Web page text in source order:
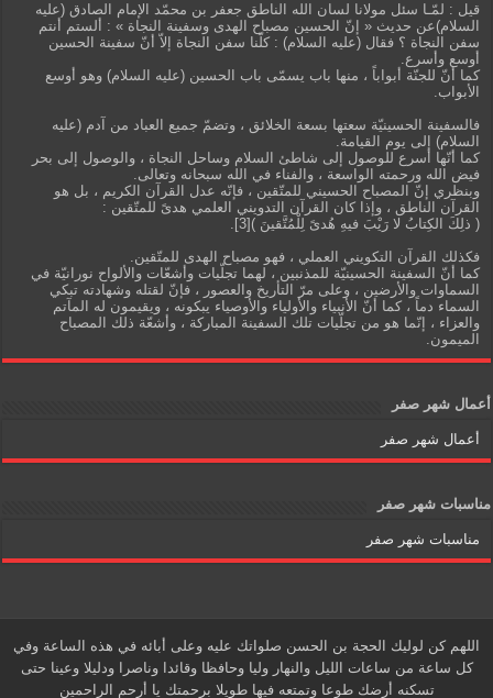
قيل : لمّـا سئل مولانا لسان الله الناطق جعفر بن محمّد الإمام الصادق (عليه
السلام)عن حديث « إنّ الحسين مصباح الهدى وسفينة النجاة » : ألستم أنتم
سفن النجاة ؟ فقال (عليه السلام) : كلّنا سفن النجاة إلاّ أنّ سفينة الحسين
أوسع وأسرع.
كما أنّ للجنّة أبواباً ، منها باب يسمّى باب الحسين (عليه السلام) وهو أوسع
الأبواب.
فالسفينة الحسينيّة سعتها بسعة الخلائق ، وتضمّ جميع العباد من آدم (عليه
السلام) إلى يوم القيامة.
كما أنّها أسرع للوصول إلى شاطئ السلام وساحل النجاة ، والوصول إلى بحر
فيض الله ورحمته الواسعة ، والفناء في الله سبحانه وتعالى.
وبنظري إنّ المصباح الحسيني للمتّقين ، فإنّه عدل القرآن الكريم ، بل هو
القرآن الناطق ، وإذا كان القرآن التدويني العلمي هدىً للمتّقين :
( ذلِكَ الكِتابُ لا رَيْبَ فيهِ هُدىً لِلْمُتَّقينَ )[3].
فكذلك القرآن التكويني العملي ، فهو مصباح الهدى للمتّقين.
كما أنّ السفينة الحسينيّة للمذنبين ، لهما تجلّيات وأشعّات والألواح نورانيّة في
السماوات والأرضين ، وعلى مرّ التأريخ والعصور ، فإنّ لقتله وشهادته تبكي
السماء دماً ، كما أنّ الأنبياء والأولياء والأوصياء يبكونه ، ويقيمون له المآتم
والعزاء ، إنّما هو من تجلّيات تلك السفينة المباركة ، وأشعّة ذلك المصباح
الميمون.
أعمال شهر صفر
أعمال شهر صفر
مناسبات شهر صفر
مناسبات شهر صفر
اللهم كن لوليك الحجة بن الحسن صلواتك عليه وعلى أبائه في هذه الساعة وفي
كل ساعة من ساعات الليل والنهار وليا وحافظا وقائدا وناصرا ودليلا وعينا حتى
تسكنه أرضك طوعا وتمتعه فيها طويلا برحمتك يا أرحم الراحمين